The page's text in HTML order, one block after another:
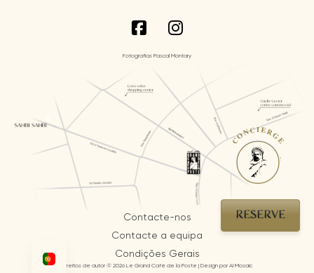
Contacte-nos
Contacte a equipa
Condições Gerais
Fotografias Pascal Montary
Direitos de autor © 2026 Le Grand Café de la Poste | Design por AI Mosaic
RESERVE
CONCIERGE